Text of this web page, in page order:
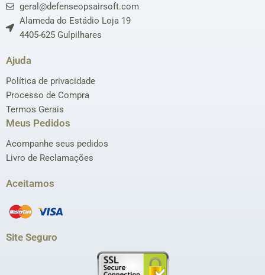
geral@defenseopsairsoft.com
Alameda do Estádio Loja 19
4405-625 Gulpilhares
Ajuda
Política de privacidade
Processo de Compra
Termos Gerais
Meus Pedidos
Acompanhe seus pedidos
Livro de Reclamações
Aceitamos
Site Seguro